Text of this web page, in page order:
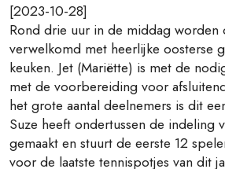
[2023-10-28]
Rond drie uur in de middag worden
verwelkomd met heerlijke oosterse
keuken. Jet (Mariëtte) is met de
met de voorbereiding voor
het grote aantal deelnemers is dit
Suze heeft ondertussen de indeling
gemaakt en stuurt de eerste 12
voor de laatste tennispotjes van dit